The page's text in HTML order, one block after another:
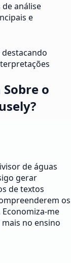
análise
e
o
de águas
gerar
de textos
os
me
no ensino